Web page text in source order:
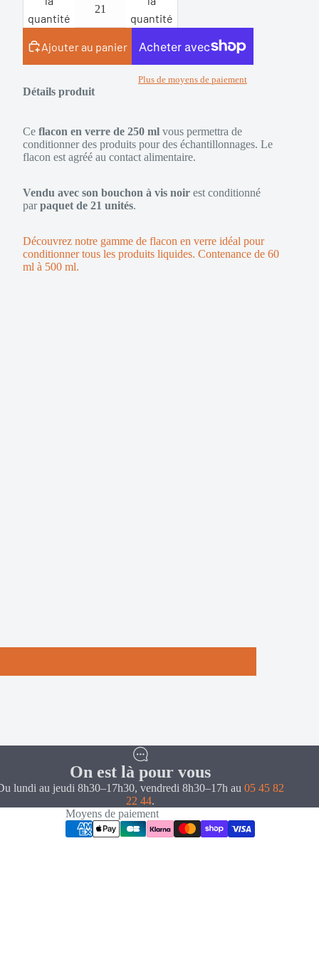
quantité
quantité
Ajouter au panier
Plus de moyens de paiement
Détails produit
Ce flacon en verre de 250 ml vous permettra de
conditionner des produits pour des échantillonnages. Le
flacon est agréé au contact alimentaire.
Vendu avec son bouchon à vis noir est conditionné
par paquet de 21 unités.
Découvrez notre gamme de flacon en verre idéal pour
conditionner tous les produits liquides. Contenance de 60
ml à 500 ml.
On est là pour vous
lundi au jeudi 8h30–17h30, vendredi 8h30–17h au05 45 82
22 44.
Moyens de paiement